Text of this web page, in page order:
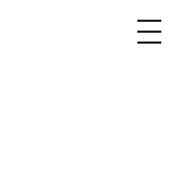
メ
ニ